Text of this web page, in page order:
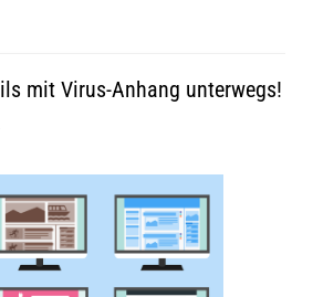
mit Virus-Anhang unterwegs!